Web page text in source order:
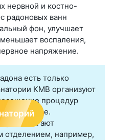
нервной и костно-
радоновых ванн
фон, улучшает
воспаления,
напряжение.
есть только
КМВ организуют
процедур
лечебнице.
располагают
отделением, например,